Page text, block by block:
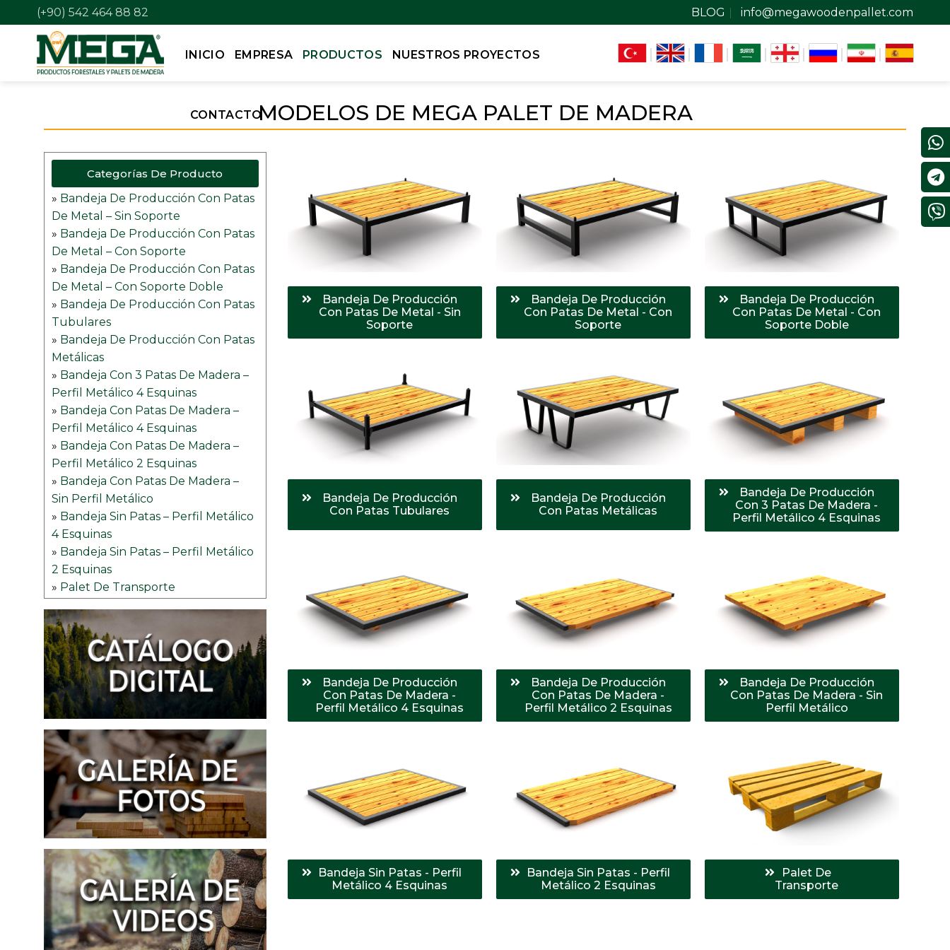
(+90) 542 464 88 82 BLOG info@megawoodenpallet.com
INICIO EMPRESA PRODUCTOS NUESTROS PROYECTOS
CONTACTOMODELOS DE MEGA PALET DE MADERA
Categorías De Producto
» Bandeja De Producción Con Patas
De Metal – Sin Soporte
» Bandeja De Producción Con Patas
De Metal – Con Soporte
» Bandeja De Producción Con Patas
De Metal – Con Soporte Doble
» Bandeja De Producción Con Patas
Tubulares
» Bandeja De Producción Con Patas
Metálicas
» Bandeja Con 3 Patas De Madera –
Perfil Metálico 4 Esquinas
» Bandeja Con Patas De Madera –
Perfil Metálico 4 Esquinas
» Bandeja Con Patas De Madera –
Perfil Metálico 2 Esquinas
» Bandeja Con Patas De Madera –
Sin Perfil Metálico
» Bandeja Sin Patas – Perfil Metálico
4 Esquinas
» Bandeja Sin Patas – Perfil Metálico
2 Esquinas
» Palet De Transporte
Bandeja De Producción
Con Patas De Metal - Sin
Soporte
Bandeja De Producción
Con Patas De Metal - Con
Soporte
Bandeja De Producción
Con Patas De Metal - Con
Soporte Doble
Bandeja De Producción
Con Patas Tubulares
Bandeja De Producción
Con Patas Metálicas
Bandeja De Producción
Con 3 Patas De Madera -
Perfil Metálico 4 Esquinas
Bandeja De Producción
Con Patas De Madera -
Perfil Metálico 4 Esquinas
Bandeja De Producción
Con Patas De Madera -
Perfil Metálico 2 Esquinas
Bandeja De Producción
Con Patas De Madera - Sin
Perfil Metálico
Bandeja Sin Patas - Perfil
Metálico 4 Esquinas
Bandeja Sin Patas - Perfil
Metálico 2 Esquinas
Palet De
Transporte